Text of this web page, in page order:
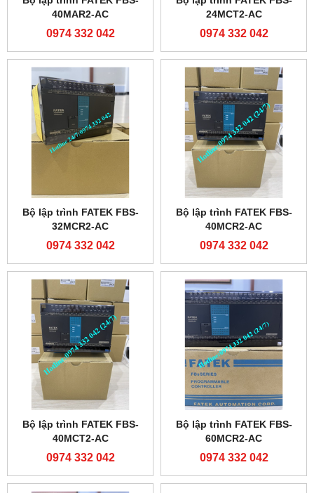
40MAR2-AC
0974 332 042
24MCT2-AC
0974 332 042
Bộ lập trình FATEK FBS-
32MCR2-AC
0974 332 042
Bộ lập trình FATEK FBS-
40MCR2-AC
0974 332 042
Bộ lập trình FATEK FBS-
40MCT2-AC
0974 332 042
Bộ lập trình FATEK FBS-
60MCR2-AC
0974 332 042